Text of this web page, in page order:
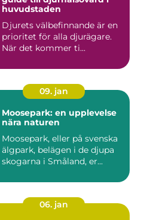
huvudstaden
Djurets välbefinnande är en
prioritet för alla djurägare.
När det kommer ti...
09. jan
Moosepark: en upplevelse
nära naturen
Moosepark, eller på svenska
älgpark, belägen i de djupa
skogarna i Småland, er...
06. jan